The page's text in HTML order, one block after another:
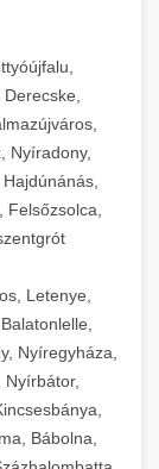
Nyíradony,
Letenye,
Nyíregyháza,
Bábolna,